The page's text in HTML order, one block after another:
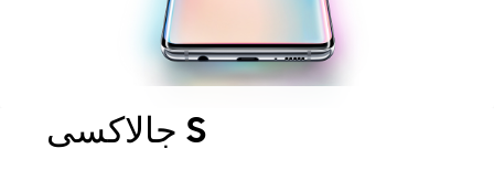
جالاكسى S